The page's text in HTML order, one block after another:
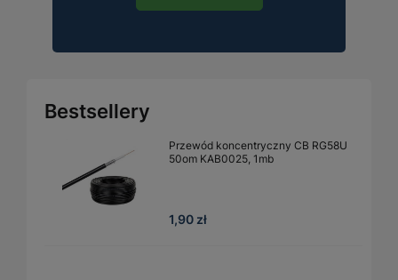
Bestsellery
Przewód koncentryczny CB RG58U
50om KAB0025, 1mb
1,90 zł